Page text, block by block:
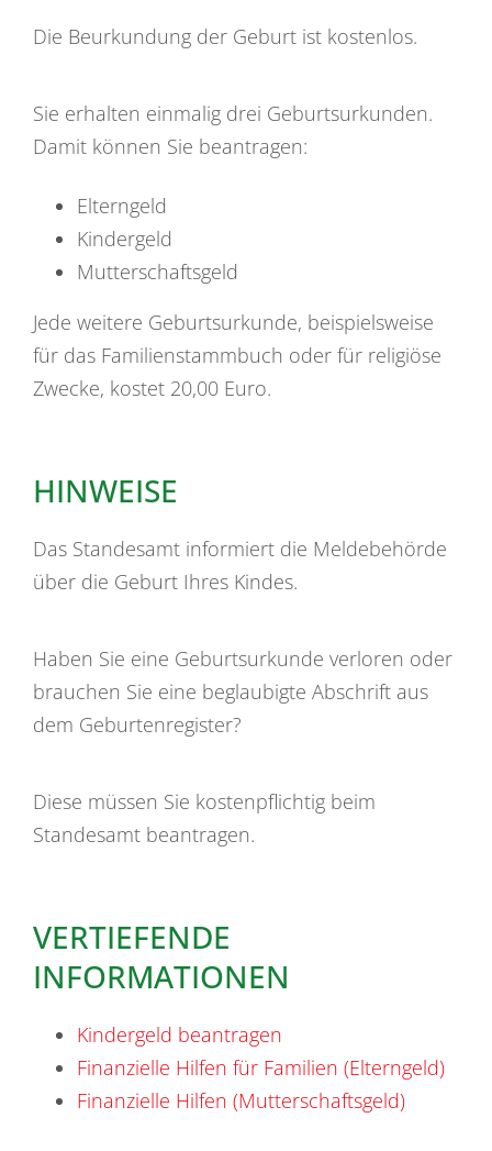
Die Beurkundung der Geburt ist kostenlos.
Sie erhalten einmalig drei Geburtsurkunden.
Damit können Sie beantragen:
Elterngeld
Kindergeld
Mutterschaftsgeld
Jede weitere Geburtsurkunde, beispielsweise
für das Familienstammbuch oder für religiöse
Zwecke, kostet 20,00 Euro.
HINWEISE
Das Standesamt informiert die Meldebehörde
über die Geburt Ihres Kindes.
Haben Sie eine Geburtsurkunde verloren oder
brauchen Sie eine beglaubigte Abschrift aus
dem Geburtenregister?
Diese müssen Sie kostenpflichtig beim
Standesamt beantragen.
VERTIEFENDE
INFORMATIONEN
Kindergeld beantragen
Finanzielle Hilfen für Familien (Elterngeld)
Finanzielle Hilfen (Mutterschaftsgeld)